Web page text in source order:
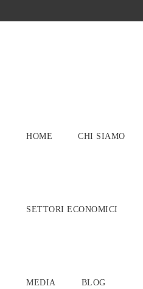
HOME CHI SIAMO
SETTORI ECONOMICI
MEDIA BLOG